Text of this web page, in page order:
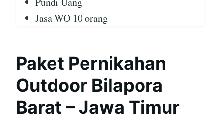
Jasa WO 10 orang
Paket Pernikahan
Outdoor Bilapora
Barat – Jawa Timur